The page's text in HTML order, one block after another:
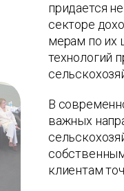
придается
секторе
мерам по их
технологий
В
важных
клиентам